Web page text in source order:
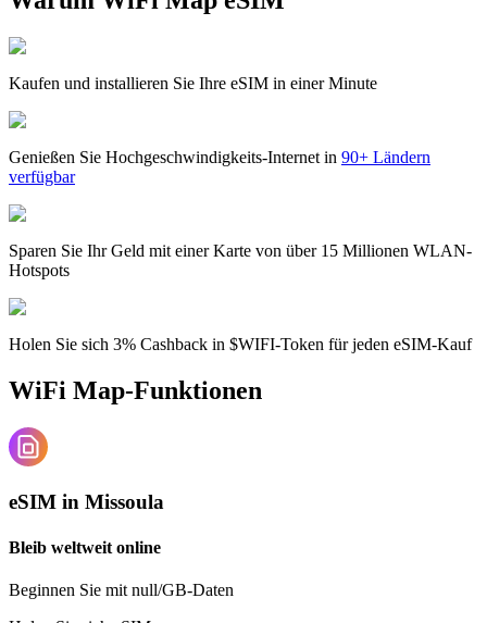
Kaufen und installieren Sie Ihre eSIM in einer Minute
Genießen Sie Hochgeschwindigkeits-Internet in 90+ Ländern
verfügbar
Sparen Sie Ihr Geld mit einer Karte von über 15 Millionen WLAN-
Hotspots
Holen Sie sich 3% Cashback in $WIFI-Token für jeden eSIM-Kauf
WiFi Map-Funktionen
eSIM in Missoula
Bleib weltweit online
Beginnen Sie mit null/GB-Daten